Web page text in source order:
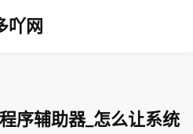
吖网
序辅助器_怎么让系统